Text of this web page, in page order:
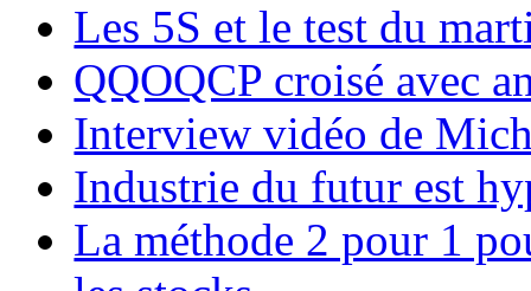
Les 5S et le test du
QQOQCP croisé avec
Interview vidéo de
Industrie du futur est
La méthode 2 pour 1